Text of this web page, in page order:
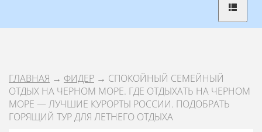
ГЛАВНАЯ → ФИДЕР → СПОКОЙНЫЙ СЕМЕЙНЫЙ
ОТДЫХ НА ЧЕРНОМ МОРЕ. ГДЕ ОТДЫХАТЬ НА ЧЕРНОМ
МОРЕ — ЛУЧШИЕ КУРОРТЫ РОССИИ. ПОДОБРАТЬ
ГОРЯЩИЙ ТУР ДЛЯ ЛЕТНЕГО ОТДЫХА